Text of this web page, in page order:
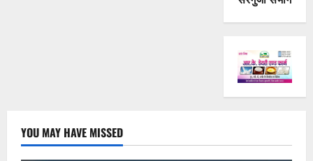
YOU MAY HAVE MISSED